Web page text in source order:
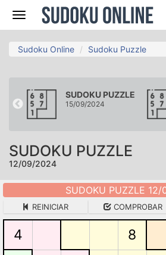
Navegación
Sudoku Online Sudoku Puzzle
SUDOKU PUZZLE
15/09/2024
SUDOKU PUZZLE
12/09/2024
SUDOKU PUZZLE
REINICIAR COMPROBAR
4 8